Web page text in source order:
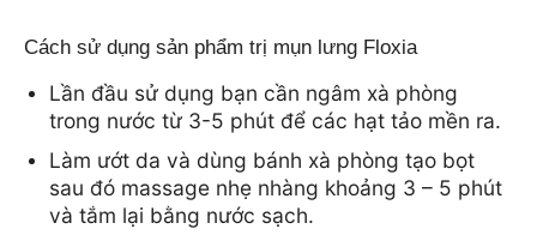
Cách sử dụng sản phẩm trị mụn lưng Floxia
Lần đầu sử dụng bạn cần ngâm xà phòng
trong nước từ 3-5 phút để các hạt tảo mền ra.
Làm ướt da và dùng bánh xà phòng tạo bọt
sau đó massage nhẹ nhàng khoảng 3 – 5 phút
và tắm lại bằng nước sạch.